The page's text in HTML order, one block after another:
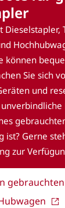
können
Sie sich
und
ist? Gerne
zur